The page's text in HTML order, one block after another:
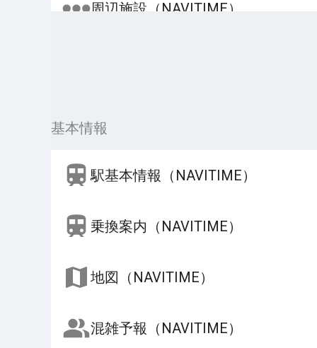
周辺施設（NAVITIME）
基本情報
駅基本情報（NAVITIME）
乗換案内（NAVITIME）
地図（NAVITIME）
混雑予報（NAVITIME）